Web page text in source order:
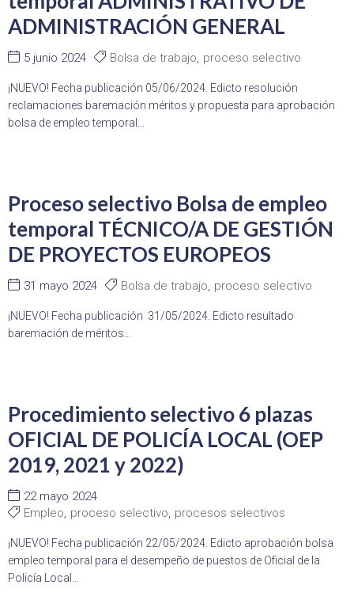
ADMINISTRACIÓN GENERAL
5 junio 2024 Bolsa de trabajo proceso selectivo
¡NUEVO! Fecha publicación 05/06/2024. Edicto resolución
reclamaciones baremación méritos y propuesta para aprobación
bolsa de empleo temporal...
Proceso selectivo Bolsa de empleo
temporal TÉCNICO/A DE GESTIÓN
DE PROYECTOS EUROPEOS
31 mayo 2024 Bolsa de trabajo proceso selectivo
¡NUEVO! Fecha publicación 31/05/2024. Edicto resultado
baremación de méritos...
Procedimiento selectivo 6 plazas
OFICIAL DE POLICÍA LOCAL (OEP
2019, 2021 y 2022)
22 mayo 2024
Empleo proceso selectivo procesos selectivos
¡NUEVO! Fecha publicación 22/05/2024. Edicto aprobación bolsa
empleo temporal para el desempeño de puestos de Oficial de la
Policía Local...